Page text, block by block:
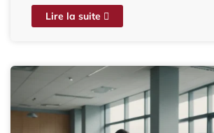
Lire la suite